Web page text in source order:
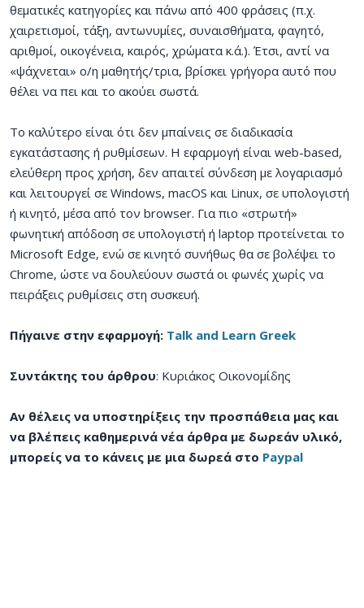
θεματικές κατηγορίες και πάνω από 400 φράσεις (π.χ.
χαιρετισμοί, τάξη, αντωνυμίες, συναισθήματα, φαγητό,
αριθμοί, οικογένεια, καιρός, χρώματα κ.ά.). Έτσι, αντί να
«ψάχνεται» ο/η μαθητής/τρια, βρίσκει γρήγορα αυτό που
θέλει να πει και το ακούει σωστά.
Το καλύτερο είναι ότι δεν μπαίνεις σε διαδικασία
εγκατάστασης ή ρυθμίσεων. Η εφαρμογή είναι web-based,
ελεύθερη προς χρήση, δεν απαιτεί σύνδεση με λογαριασμό
και λειτουργεί σε Windows, macOS και Linux, σε υπολογιστή
ή κινητό, μέσα από τον browser. Για πιο «στρωτή»
φωνητική απόδοση σε υπολογιστή ή laptop προτείνεται το
Microsoft Edge, ενώ σε κινητό συνήθως θα σε βολέψει το
Chrome, ώστε να δουλεύουν σωστά οι φωνές χωρίς να
πειράξεις ρυθμίσεις στη συσκευή.
Πήγαινε στην εφαρμογή: Talk and Learn Greek
Συντάκτης του άρθρου: Κυριάκος Οικονομίδης
Αν θέλεις να υποστηρίξεις την προσπάθεια μας και
να βλέπεις καθημερινά νέα άρθρα με δωρεάν υλικό,
μπορείς να το κάνεις με μια δωρεά στο Paypal